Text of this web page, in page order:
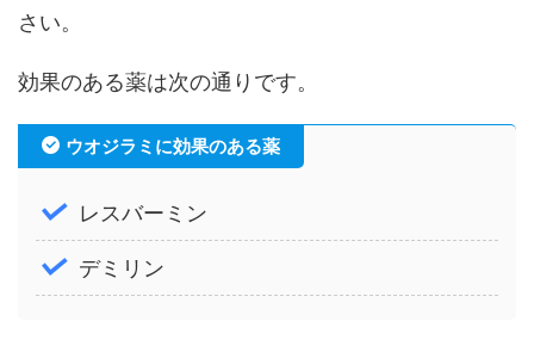
さい。
効果のある薬は次の通りです。
ウオジラミに効果のある薬
レスバーミン
デミリン